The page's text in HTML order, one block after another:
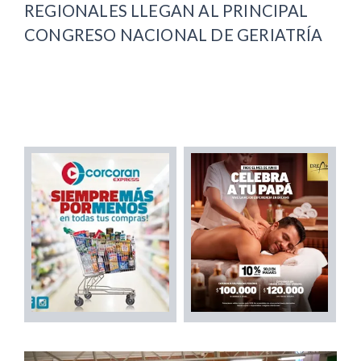
REGIONALES LLEGAN AL PRINCIPAL
CONGRESO NACIONAL DE GERIATRÍA